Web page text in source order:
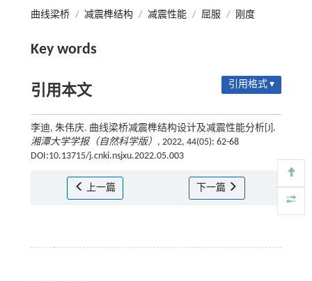
曲线梁桥 / 减震榫结构 / 减震性能 / 屈服 / 刚度
Key words
引用本文 引用格式 ▾
李迪, 朱伟庆. 曲线梁桥减震榫结构设计及减震性能分析[J].
湘潭大学学报（自然科学版） , 2022, 44(05): 62-68
DOI:10.13715/j.cnki.nsjxu.2022.05.003
上一篇 下一篇